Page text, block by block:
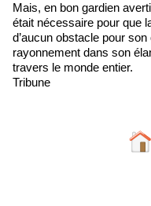
Mais, en bon gardien
était nécessaire pour que
d’aucun obstacle pour
rayonnement dans son
travers le monde entier.
Tribune